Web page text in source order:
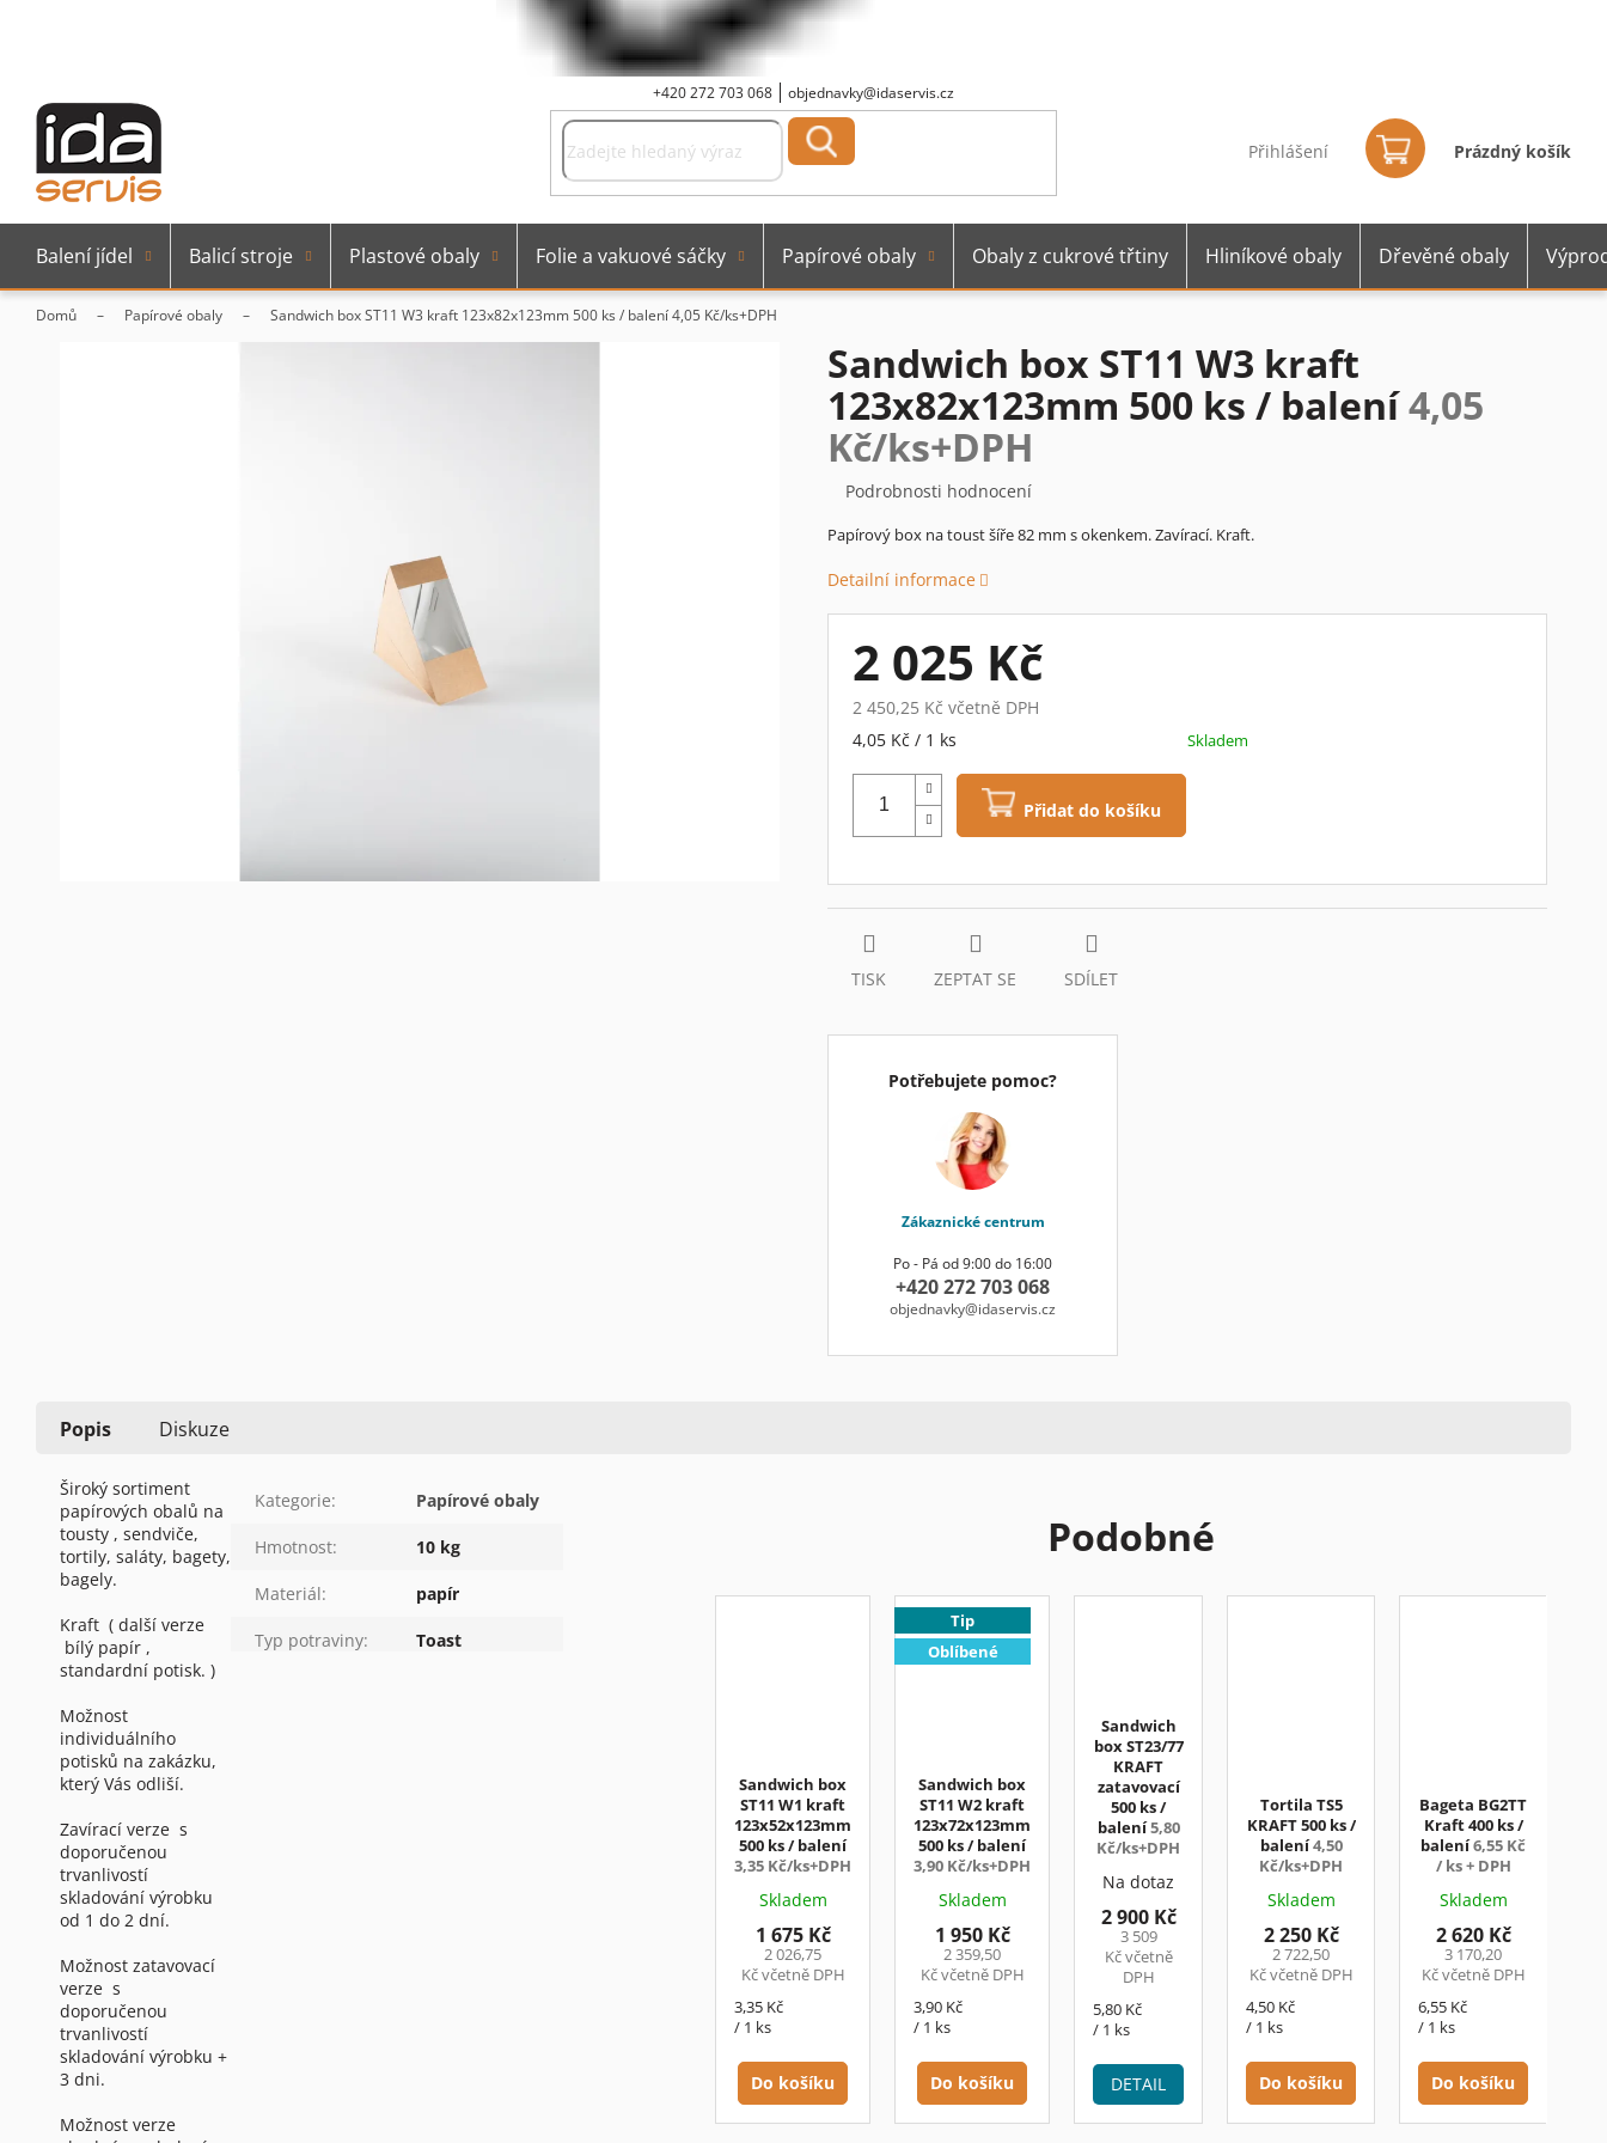
+420 272 703 068 objednavky@idaservis.cz
Přihlášení
košík
Prázdný košík
Balení jídel Balicí stroje Plastové obaly Folie a vakuové sáčky Papírové obaly Obaly z cukrové třtiny Hliníkové obaly Dřevěné obaly
Domů Papírové obaly Sandwich box ST11 W3 kraft 123x82x123mm 500 ks / balení4,05 Kč/ks+DPH
Sandwich box ST11 W3 kraft
123x82x123mm 500 ks / balení4,05
Kč/ks+DPH
Průměrné
produktu
0,0
hvězdiček.
Podrobnosti hodnocení
Papírový box na toust šíře 82 mm s okenkem. Zavírací. Kraft.
Detailní informace
2 025 Kč
2 450,25 Kč včetně DPH
Měrná
4,05 Kč / 1 ks Skladem
Přidat do košíku
TISK ZEPTAT SE SDÍLET
Potřebujete pomoc?
Zákaznické centrum
Po - Pá od 9:00 do 16:00
+420 272 703 068
objednavky@idaservis.cz
Popis Diskuze
Široký sortiment
papírových obalů na
tousty , sendviče,
tortily, saláty, bagety,
bagely.
Kraft ( další verze
bílý papír ,
standardní potisk. )
Možnost
individuálního
potisků na zakázku,
který Vás odliší.
Zavírací verze s
doporučenou
trvanlivostí
skladování výrobku
od 1 do 2 dní.
Možnost zatavovací
verze s
doporučenou
trvanlivostí
skladování výrobku +
3 dni.
Možnost verze
Kategorie: Papírové obaly
Hmotnost: 10 kg
Materiál: papír
Typ potraviny: Toast
Podobné
Sandwich box
ST11 W1 kraft
123x52x123mm
500 ks / balení
3,35 Kč/ks+DPH
Skladem
2 026,75
Kč včetně DPH
1 675 Kč
Měrná
cena:
3,35 Kč
/ 1 ks
Do košíku
Tip
Oblíbené
Sandwich box
ST11 W2 kraft
123x72x123mm
500 ks / balení
3,90 Kč/ks+DPH
Skladem
2 359,50
Kč včetně DPH
1 950 Kč
Měrná
cena:
3,90 Kč
/ 1 ks
Do košíku
Sandwich
box ST23/77
KRAFT
zatavovací
500 ks /
balení5,80
Kč/ks+DPH
Na dotaz
3 509
Kč včetně
DPH
2 900 Kč
Měrná
cena:
5,80 Kč
/ 1 ks
DETAIL
Tortila TS5
KRAFT 500 ks /
balení4,50
Kč/ks+DPH
Skladem
2 722,50
Kč včetně DPH
2 250 Kč
Měrná
cena:
4,50 Kč
/ 1 ks
Do košíku
Bageta BG2TT
Kraft 400 ks /
balení6,55 Kč
/ ks + DPH
Skladem
3 170,20
Kč včetně DPH
2 620 Kč
Měrná
cena:
6,55 Kč
/ 1 ks
Do košíku